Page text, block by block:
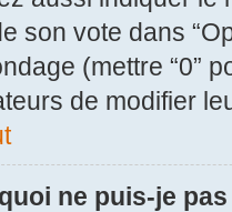
son vote dans
(mettre “0”
de modifier
ne puis-je